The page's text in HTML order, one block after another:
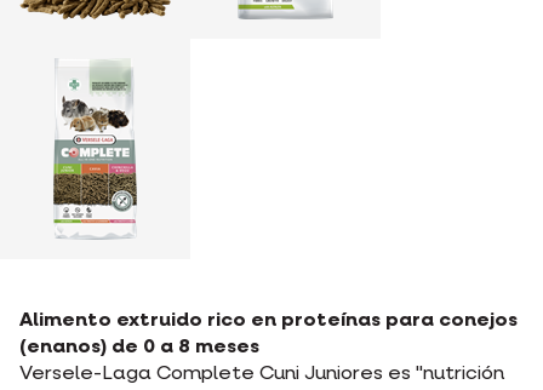
Alimento extruido rico en proteínas para conejos
(enanos) de 0 a 8 meses
Versele-Laga Complete Cuni Juniores es "nutrición